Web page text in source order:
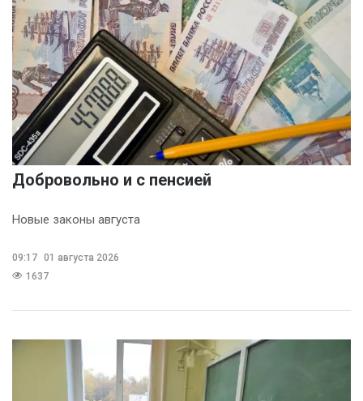
Добровольно и с пенсией
Новые законы августа
09:17 01 августа 2026
1637